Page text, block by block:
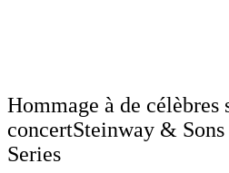
Hommage à de célèbres
concertSteinway ⁠&⁠
Series